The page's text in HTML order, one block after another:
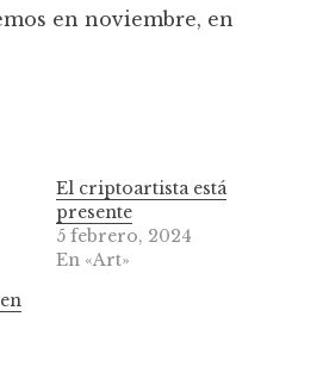
en noviembre, en
El criptoartista está
presente
5 febrero, 2024
En «Art»